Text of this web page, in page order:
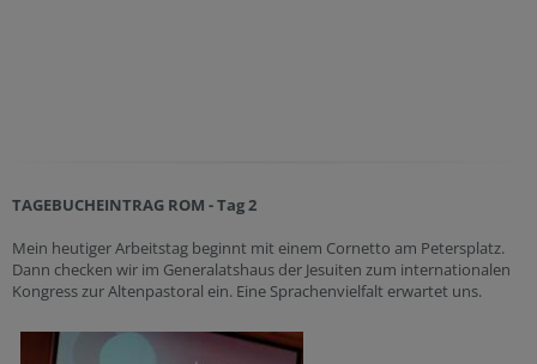
TAGEBUCHEINTRAG ROM - Tag 2
Mein heutiger Arbeitstag beginnt mit einem Cornetto am Petersplatz.
Dann checken wir im Generalatshaus der Jesuiten zum internationalen
Kongress zur Altenpastoral ein. Eine Sprachenvielfalt erwartet uns.